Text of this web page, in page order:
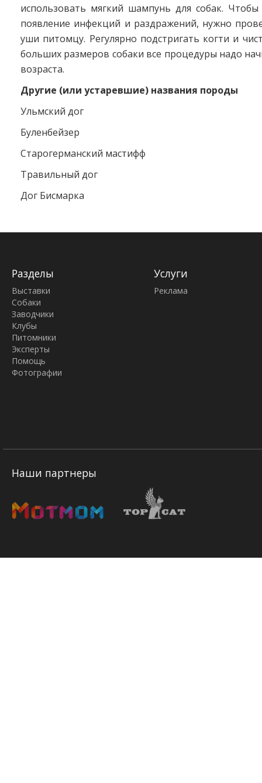
использовать мягкий шампунь для собак.
появление инфекций и раздражений, нужно
уши питомцу. Регулярно подстригать когти и
больших размеров собаки все процедуры надо
возраста.
Другие (или устаревшие) названия породы
Ульмский дог
Буленбейзер
Старогерманский мастифф
Травильный дог
Дог Бисмарка
Разделы
Выставки
Собаки
Заводчики
Клубы
Питомники
Эксперты
Помощь
Фотографии
Услуги
Реклама
Наши партнеры